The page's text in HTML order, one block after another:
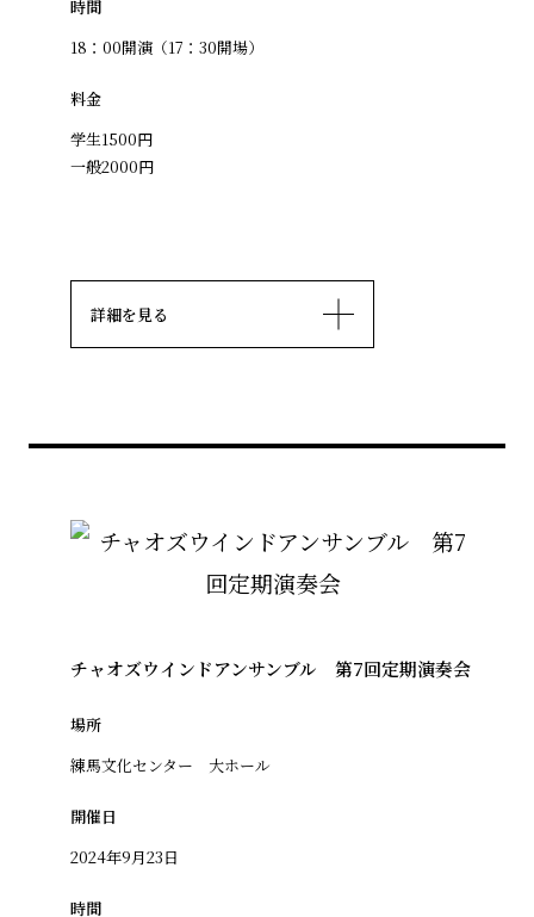
時間
18：00開演（17：30開場）
料金
学生1500円
一般2000円
詳細を見る
チャオズウインドアンサンブル 第7回定期演奏会
場所
練馬文化センター 大ホール
開催日
2024年9月23日
時間